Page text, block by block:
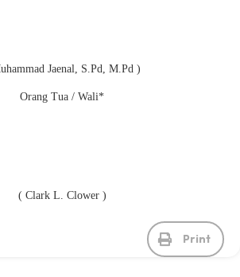
Jaenal, S.Pd, M.Pd )
Orang Tua / Wali*
( Clark L. Clower )
Print